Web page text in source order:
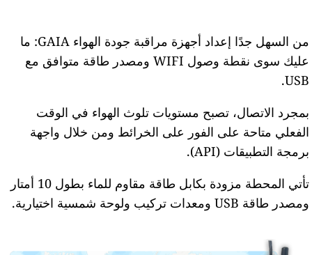
من السهل جدًا إعداد أجهزة مراقبة جودة الهواء GAIA: ما
عليك سوى نقطة وصول WIFI ومصدر طاقة متوافق مع
USB.
بمجرد الاتصال، تصبح مستويات تلوث الهواء في الوقت
الفعلي متاحة على الفور على الخرائط ومن خلال واجهة
برمجة التطبيقات (API).
تأتي المحطة مزودة بكابل طاقة مقاوم للماء بطول 10 أمتار
ومصدر طاقة USB ومعدات تركيب ولوحة شمسية اختيارية.